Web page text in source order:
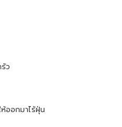
ว
ออกมาไร้ฝุ่น